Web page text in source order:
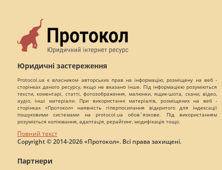
Юридичні застереження
Protocol.ua є власником авторських прав на інформацію, розміщену на веб -
сторінках даного ресурсу, якщо не вказано інше. Під інформацією розуміються
тексти, коментарі, статті, фотозображення, малюнки, ящик-шота, скани, відео,
аудіо, інші матеріали. При використанні матеріалів, розміщених на веб -
сторінках «Протокол» наявність гіперпосилання відкритого для індексації
пошуковими системами на protocol.ua обов`язкове. Під використанням
розуміється копіювання, адаптація, рерайтинг, модифікація тощо.
Повний текст
Copyright © 2014-2026 «Протокол». Всі права захищені.
Партнери